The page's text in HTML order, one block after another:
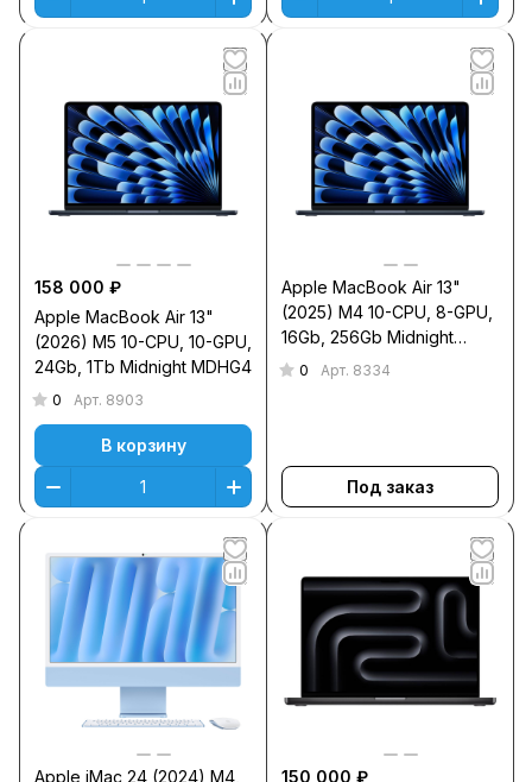
158 000 ₽
Apple MacBook Air 13"
(2026) M5 10-CPU, 10-GPU,
24Gb, 1Тb Midnight MDHG4
0 Арт. 8903
В корзину
Apple MacBook Air 13"
(2025) M4 10-CPU, 8-GPU,
16Gb, 256Gb Midnight
MW123
0 Арт. 8334
Под заказ
Apple iMac 24 (2024) M4,
150 000 ₽